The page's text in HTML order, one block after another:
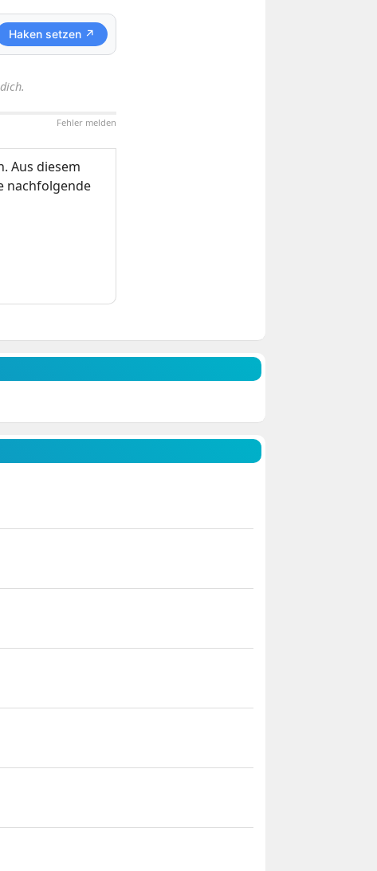
Haken setzen ↗
Fehler melden
Aus diesem
nachfolgende